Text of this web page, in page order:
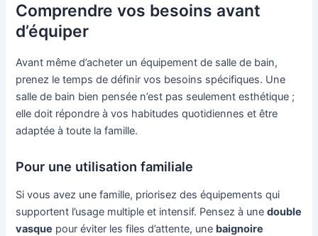
Comprendre vos besoins avant
d’équiper
Avant même d’acheter un équipement de salle de bain,
prenez le temps de définir vos besoins spécifiques. Une
salle de bain bien pensée n’est pas seulement esthétique ;
elle doit répondre à vos habitudes quotidiennes et être
adaptée à toute la famille.
Pour une utilisation familiale
Si vous avez une famille, priorisez des équipements qui
supportent l’usage multiple et intensif. Pensez à unedouble
vasque pour éviter les files d’attente, une baignoire